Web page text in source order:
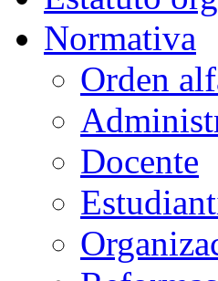
Normativa
Orden
Docente